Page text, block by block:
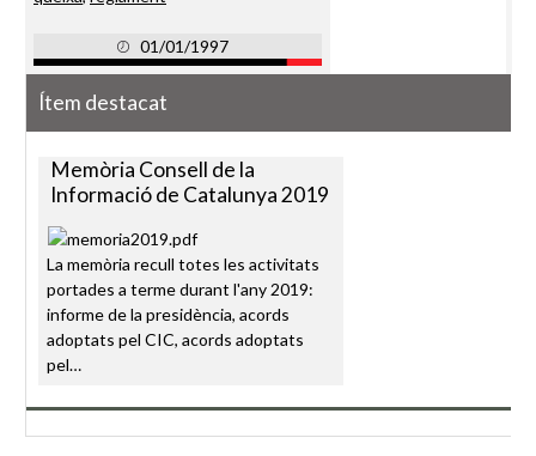
01/01/1997
Ítem destacat
Memòria Consell de la
Informació de Catalunya 2019
La memòria recull totes les activitats
portades a terme durant l'any 2019:
informe de la presidència, acords
adoptats pel CIC, acords adoptats
pel…